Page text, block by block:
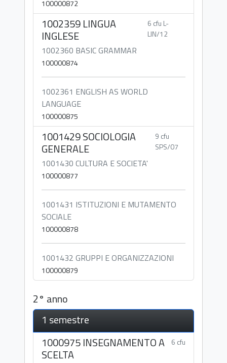
100000872
1002359 LINGUA
INGLESE
6 cfu L-
LIN/12
1002360 BASIC GRAMMAR
100000874
1002361 ENGLISH AS WORLD
LANGUAGE
100000875
1001429 SOCIOLOGIA
GENERALE
9 cfu
SPS/07
1001430 CULTURA E SOCIETA'
100000877
1001431 ISTITUZIONI E MUTAMENTO
SOCIALE
100000878
1001432 GRUPPI E ORGANIZZAZIONI
100000879
2° anno
1 semestre
1000975 INSEGNAMENTO A
SCELTA
6 cfu